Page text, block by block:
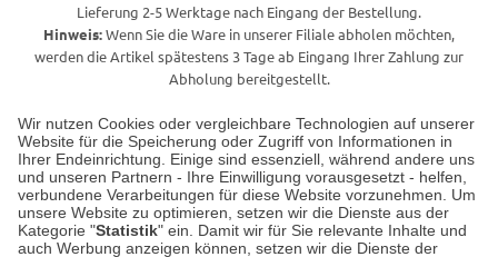
Wir nutzen Cookies oder vergleichbare Technologien auf unserer
Website für die Speicherung oder Zugriff von Informationen in
Ihrer Endeinrichtung. Einige sind essenziell, während andere uns
und unseren Partnern - Ihre Einwilligung vorausgesetzt - helfen,
verbundene Verarbeitungen für diese Website vorzunehmen. Um
unsere Website zu optimieren, setzen wir die Dienste aus der
Kategorie "Statistik" ein. Damit wir für Sie relevante Inhalte und
auch Werbung anzeigen können, setzen wir die Dienste der
Lieferung 2-5 Werktage nach Eingang der Bestellung.
Hinweis:Wenn Sie die Ware in unserer Filiale abholen möchten,
werden die Artikel spätestens 3 Tage ab Eingang Ihrer Zahlung zur
Abholung bereitgestellt.
Unser Geschäft in Meckenheim
Auf dem Steinbüchel 6
53340 Meckenheim